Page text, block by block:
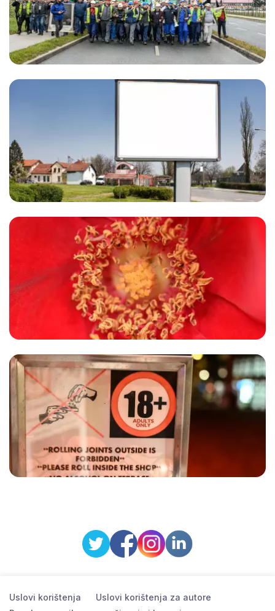
Uslovi korištenja
Uslovi korištenja za autore